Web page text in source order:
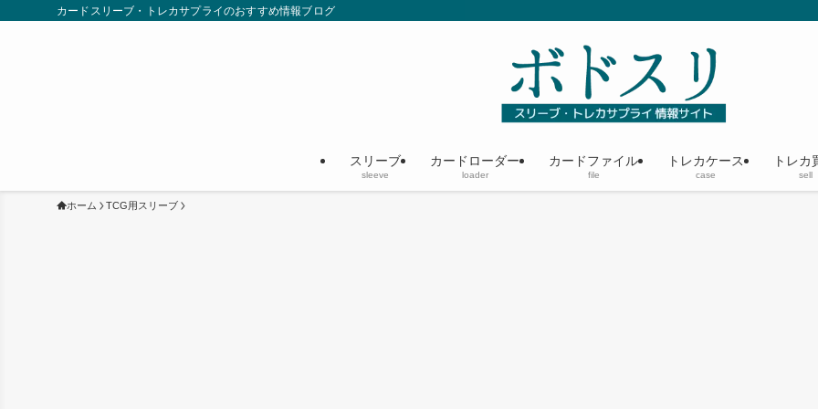
カードスリーブ・トレカサプライのおすすめ情報ブログ
スリーブ
sleeve
カードローダー
loader
カードファイル
file
トレカケース
case
トレカ
sell
ホーム TCG用スリーブ